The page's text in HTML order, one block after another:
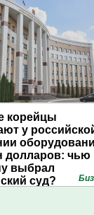
корейцы
у
долларов: чью
выбрал
суд?